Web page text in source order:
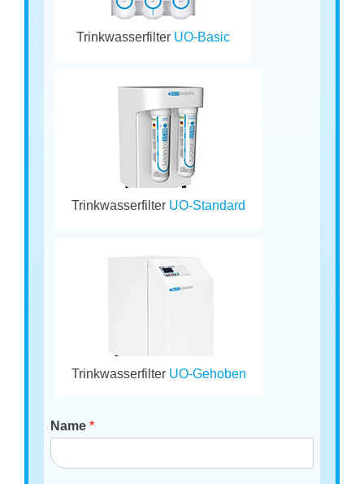
Trinkwasserfilter UO-Basic
Trinkwasserfilter UO-Standard
Trinkwasserfilter UO-Gehoben
Name*